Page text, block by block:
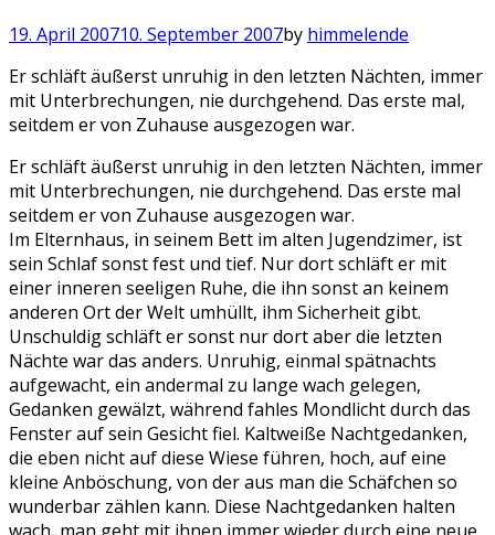
19. April 200710. September 2007by himmelende
Er schläft äußerst unruhig in den letzten Nächten, immer
mit Unterbrechungen, nie durchgehend. Das erste mal,
seitdem er von Zuhause ausgezogen war.
Er schläft äußerst unruhig in den letzten Nächten, immer
mit Unterbrechungen, nie durchgehend. Das erste mal
seitdem er von Zuhause ausgezogen war.
Im Elternhaus, in seinem Bett im alten Jugendzimer, ist
sein Schlaf sonst fest und tief. Nur dort schläft er mit
einer inneren seeligen Ruhe, die ihn sonst an keinem
anderen Ort der Welt umhüllt, ihm Sicherheit gibt.
Unschuldig schläft er sonst nur dort aber die letzten
Nächte war das anders. Unruhig, einmal spätnachts
aufgewacht, ein andermal zu lange wach gelegen,
Gedanken gewälzt, während fahles Mondlicht durch das
Fenster auf sein Gesicht fiel. Kaltweiße Nachtgedanken,
die eben nicht auf diese Wiese führen, hoch, auf eine
kleine Anböschung, von der aus man die Schäfchen so
wunderbar zählen kann. Diese Nachtgedanken halten